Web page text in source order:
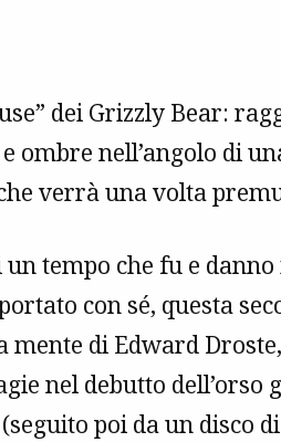
dei Grizzly Bear:
ombre nell’angolo di
verrà una volta
tempo che fu e
con sé, questa
mente di Edward
nel debutto dell’orso
poi da un disco